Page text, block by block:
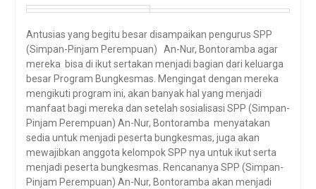
Antusias yang begitu besar disampaikan pengurus SPP
(Simpan-Pinjam Perempuan) An-Nur, Bontoramba agar
mereka bisa di ikut sertakan menjadi bagian dari keluarga
besar Program Bungkesmas. Mengingat dengan mereka
mengikuti program ini, akan banyak hal yang menjadi
manfaat bagi mereka dan setelah sosialisasi SPP (Simpan-
Pinjam Perempuan) An-Nur, Bontoramba menyatakan
sedia untuk menjadi peserta bungkesmas, juga akan
mewajibkan anggota kelompok SPP nya untuk ikut serta
menjadi peserta bungkesmas. Rencananya SPP (Simpan-
Pinjam Perempuan) An-Nur, Bontoramba akan menjadi